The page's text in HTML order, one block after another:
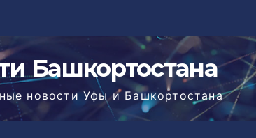
Башкортостана
новости Уфы и Башкортостана